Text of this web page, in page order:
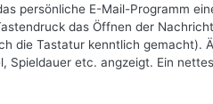
persönliche E-Mail-Programm
das Öffnen der
die Tastatur kenntlich gemacht).
Spieldauer etc. angzeigt. Ein